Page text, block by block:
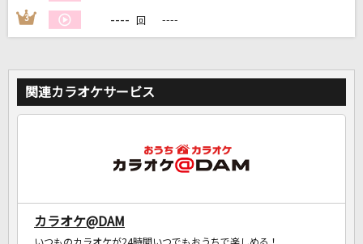
3 ---- 回 ----
関連カラオケサービス
カラオケ@DAM